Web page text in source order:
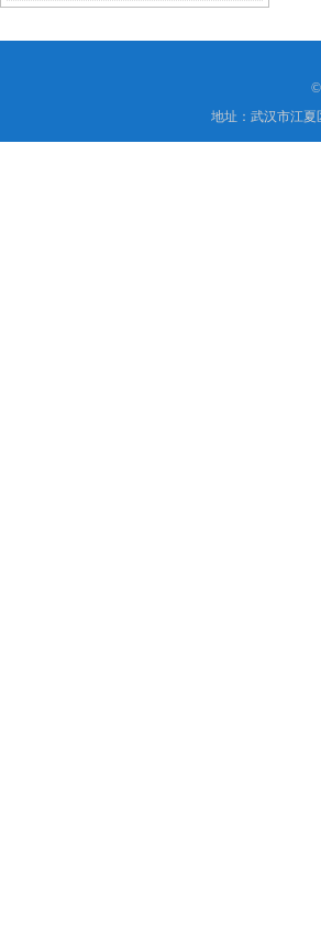
©
地址：武汉市江夏